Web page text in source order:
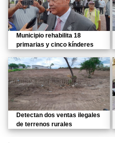
Municipio rehabilita 18
primarias y cinco kínderes
Detectan dos ventas ilegales
de terrenos rurales